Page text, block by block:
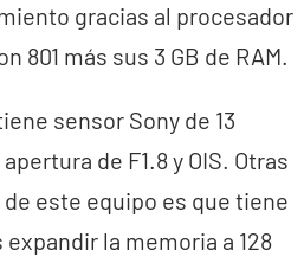
gracias al procesador
801 más sus 3 GB de RAM.
sensor Sony de 13
de F1.8 y OIS. Otras
este equipo es que tiene
la memoria a 128